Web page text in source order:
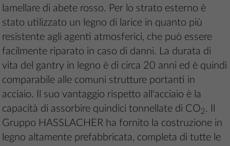
lamellare di abete rosso. Per lo strato esterno è
stato utilizzato un legno di larice in quanto più
resistente agli agenti atmosferici, che può essere
facilmente riparato in caso di danni. La durata di
vita del gantry in legno è di circa 20 anni ed è quindi
comparabile alle comuni strutture portanti in
acciaio. Il suo vantaggio rispetto all'acciaio è la
capacità di assorbire quindici tonnellate di CO2. Il
Gruppo HASSLACHER ha fornito la costruzione in
legno altamente prefabbricata, completa di tutte le